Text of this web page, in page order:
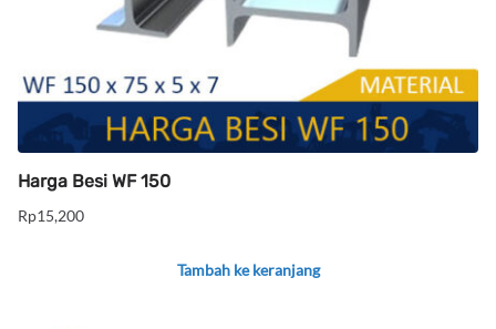
Harga Besi WF 150
Rp15,200
Tambah ke keranjang